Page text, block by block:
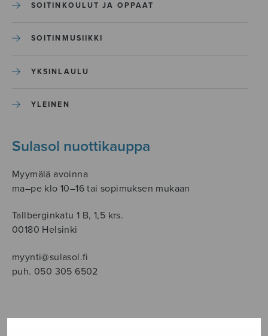
SOITINKOULUT JA OPPAAT
SOITINMUSIIKKI
YKSINLAULU
YLEINEN
Sulasol nuottikauppa
Myymälä avoinna
ma–pe klo 10–16 tai sopimuksen mukaan
Tallberginkatu 1 B, 1,5 krs.
00180 Helsinki
myynti@sulasol.fi
puh. 050 305 6502